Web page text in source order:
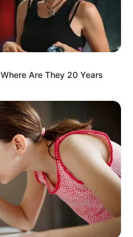
Are They 20 Years